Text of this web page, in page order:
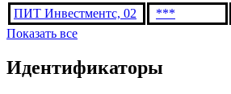
ПИТ Инвестментс, 02
***
Показать все
Идентификаторы